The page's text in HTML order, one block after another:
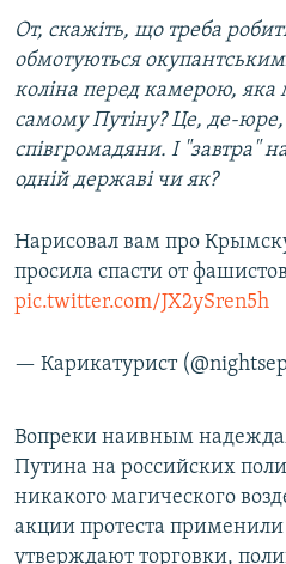
От, скажіть, що треба
обмотуються
коліна перед камерою, яка
самому Путіну? Це, де-
співгромадяни. І "завтра"
одній державі чи як?
Нарисовал вам про
просила спасти от
pic.twitter.com/JX2ySren5h
— Карикатурист
Вопреки наивным
Путина на российских
никакого магического
акции протеста
утверждают торговки,